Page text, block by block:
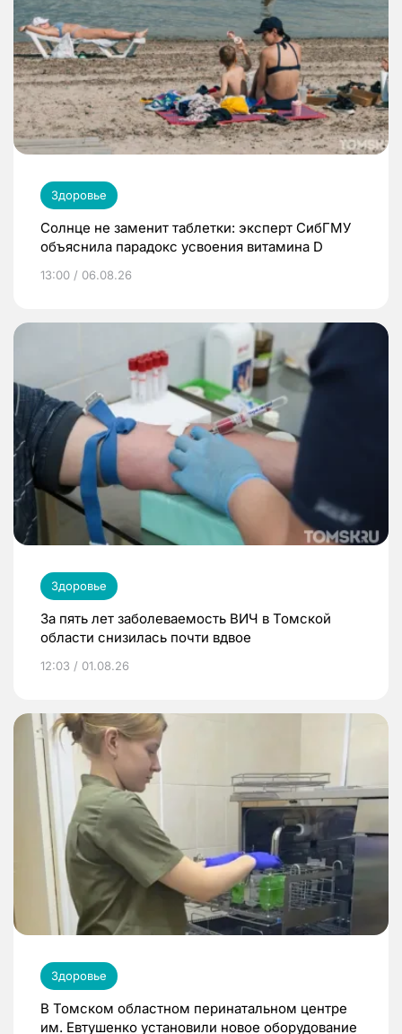
Здоровье
Солнце не заменит таблетки: эксперт СибГМУ
объяснила парадокс усвоения витамина D
13:00 / 06.08.26
Здоровье
За пять лет заболеваемость ВИЧ в Томской
области снизилась почти вдвое
12:03 / 01.08.26
Здоровье
В Томском областном перинатальном центре
им. Евтушенко установили новое оборудование